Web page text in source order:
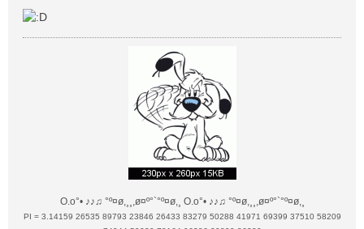
O.o°• ♪♪♫ °º¤ø,¸¸,ø¤º°`°º¤ø,¸ O.o°• ♪♪♫ °º¤ø,¸¸,ø¤º°`°º¤ø,¸
PI = 3.14159 26535 89793 23846 26433 83279 50288 41971 69399 37510 58209